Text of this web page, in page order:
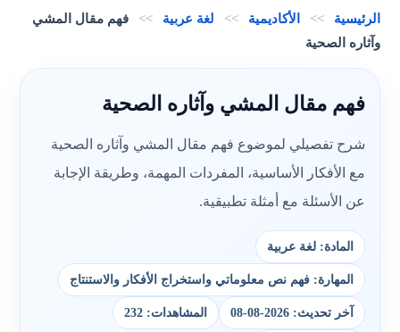
الرئيسية >> الأكاديمية >> لغة عربية >>
فهم مقال المشي
وآثاره الصحية
فهم مقال المشي وآثاره الصحية
شرح تفصيلي لموضوع فهم مقال المشي وآثاره الصحية
مع الأفكار الأساسية، المفردات المهمة، وطريقة الإجابة
عن الأسئلة مع أمثلة تطبيقية.
المادة: لغة عربية
المهارة: فهم نص معلوماتي واستخراج الأفكار والاستنتاج
آخر تحديث: 2026-08-08 المشاهدات: 232